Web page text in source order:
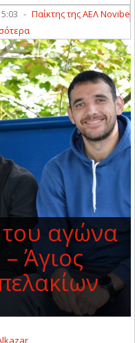
της ΑΕΛ Novibet ο Γιώργος
αγώνα
Άγιος